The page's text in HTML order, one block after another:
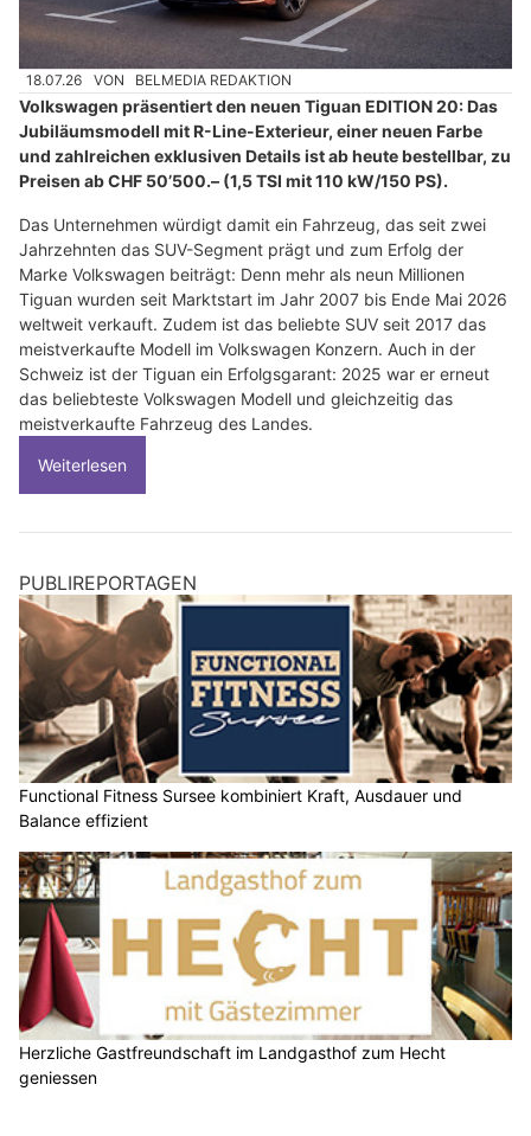
18.07.26 VON BELMEDIA REDAKTION
Volkswagen präsentiert den neuen Tiguan EDITION 20: Das
Jubiläumsmodell mit R-Line-Exterieur, einer neuen Farbe
und zahlreichen exklusiven Details ist ab heute bestellbar, zu
Preisen ab CHF 50’500.– (1,5 TSI mit 110 kW/150 PS).
Das Unternehmen würdigt damit ein Fahrzeug, das seit zwei
Jahrzehnten das SUV-Segment prägt und zum Erfolg der
Marke Volkswagen beiträgt: Denn mehr als neun Millionen
Tiguan wurden seit Marktstart im Jahr 2007 bis Ende Mai 2026
weltweit verkauft. Zudem ist das beliebte SUV seit 2017 das
meistverkaufte Modell im Volkswagen Konzern. Auch in der
Schweiz ist der Tiguan ein Erfolgsgarant: 2025 war er erneut
das beliebteste Volkswagen Modell und gleichzeitig das
meistverkaufte Fahrzeug des Landes.
Weiterlesen
PUBLIREPORTAGEN
Functional Fitness Sursee kombiniert Kraft, Ausdauer und
Balance effizient
Herzliche Gastfreundschaft im Landgasthof zum Hecht
geniessen